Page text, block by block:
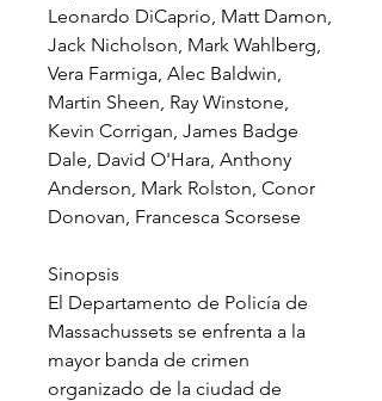
Leonardo DiCaprio, Matt Damon,
Jack Nicholson, Mark Wahlberg,
Vera Farmiga, Alec Baldwin,
Martin Sheen, Ray Winstone,
Kevin Corrigan, James Badge
Dale, David O'Hara, Anthony
Anderson, Mark Rolston, Conor
Donovan, Francesca Scorsese
Sinopsis
El Departamento de Policía de
Massachussets se enfrenta a la
mayor banda de crimen
organizado de la ciudad de